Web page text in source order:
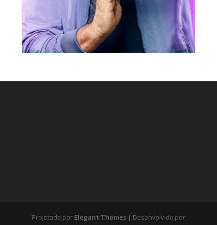
Projetado por Elegant Themes| Desenvolvido por